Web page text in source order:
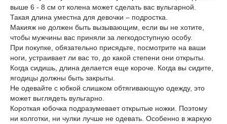
выше 6 - 8 см от колена может сделать вас вульгарной.
Такая длина уместна для девочки – подростка.
Макияж не должен быть вызывающим, если вы не хотите,
чтобы мужчины вас приняли за легкодоступную особу.
При покупке, обязательно присядьте, посмотрите на ваши
ноги, устраивает ли вас то, до какой степени они открыты.
Когда сидишь, длина делается еще короче. Когда вы сидите,
ягодицы должны быть закрыты.
Не одевайте с юбкой слишком обтягивающую одежду, это
может выглядеть вульгарно.
Короткая юбочка подразумевает открытые ножки. Поэтому
ни колготки, ни чулки лучше не одевать. Особенно в жаркую